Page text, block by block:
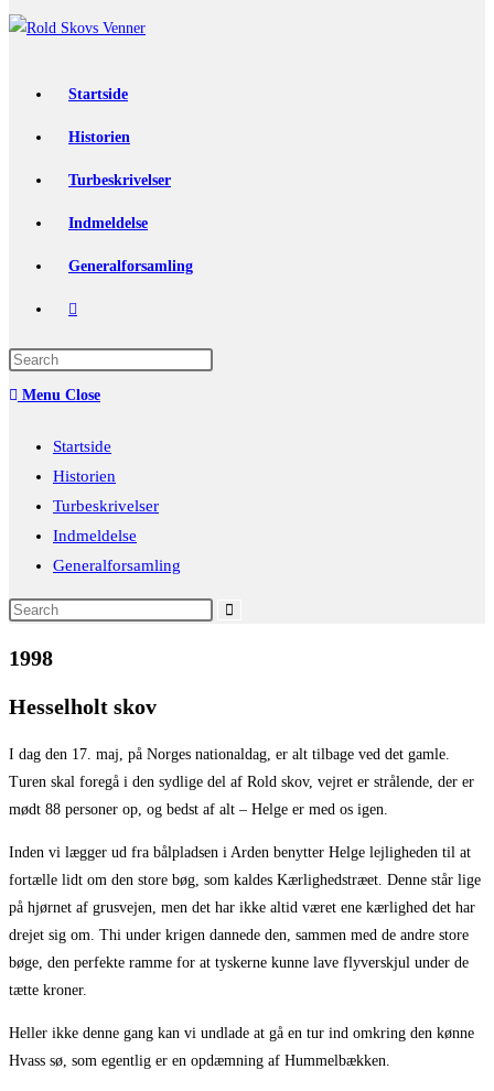
Startside
Historien
Turbeskrivelser
Indmeldelse
Generalforsamling
Toggle
website
search
Menu Close
Startside
Historien
Turbeskrivelser
Indmeldelse
Generalforsamling
Search
website
1998
Hesselholt skov
I dag den 17. maj, på Norges nationaldag, er alt tilbage ved det gamle.
Turen skal foregå i den sydlige del af Rold skov, vejret er strålende, der er
mødt 88 personer op, og bedst af alt – Helge er med os igen.
Inden vi lægger ud fra bålpladsen i Arden benytter Helge lejligheden til at
fortælle lidt om den store bøg, som kaldes Kærlighedstræet. Denne står lige
på hjørnet af grusvejen, men det har ikke altid været ene kærlighed det har
drejet sig om. Thi under krigen dannede den, sammen med de andre store
bøge, den perfekte ramme for at tyskerne kunne lave flyverskjul under de
tætte kroner.
Heller ikke denne gang kan vi undlade at gå en tur ind omkring den kønne
Hvass sø, som egentlig er en opdæmning af Hummelbækken.